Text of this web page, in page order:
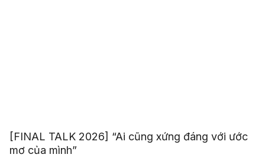
[FINAL TALK 2026] “Ai cũng xứng đáng với ước
mơ của mình”